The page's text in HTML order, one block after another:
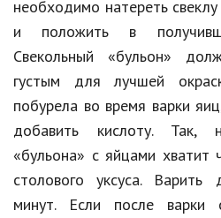
необходимо натереть
и положить в
Свекольный «бульон»
густым для лучшей
побурела во время варки
добавить кислоту. Так,
«бульона» с яйцами хватит
столового уксуса.
минут. Если после варки